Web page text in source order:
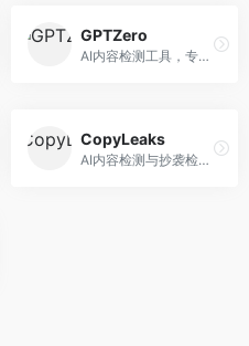
GPTZero
AI内容检测工具，专注于AI生成文本识别。面向教育工作者和出版商，提供文本检测、批量分析、API接口等服务，检测准确率高。
CopyLeaks
AI内容检测与抄袭检测平台，专注于内容原创性验证。面向教育机构和出版商，提供AI检测、抄袭检测、多语言支持等服务，检测全面。